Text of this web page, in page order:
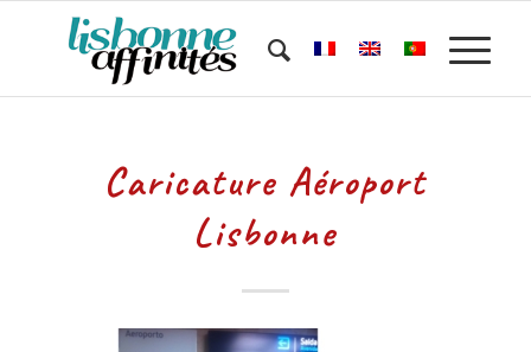
Caricature Aéroport
Lisbonne